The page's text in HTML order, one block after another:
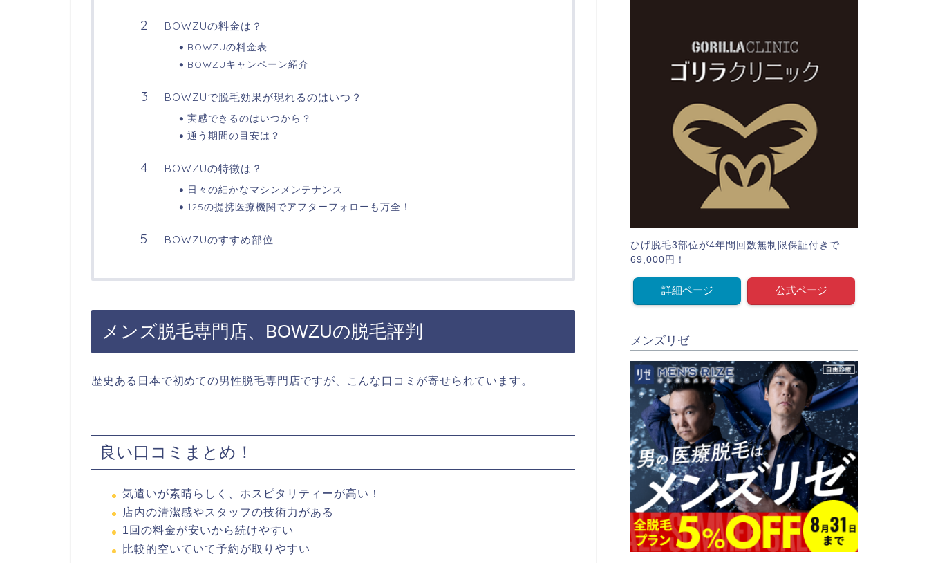
BOWZUの料金は？
BOWZUの料金表
BOWZUキャンペーン紹介
BOWZUで脱毛効果が現れるのはいつ？
実感できるのはいつから？
通う期間の目安は？
BOWZUの特徴は？
日々の細かなマシンメンテナンス
125の提携医療機関でアフターフォローも万全！
BOWZUのすすめ部位
メンズ脱毛専門店、BOWZUの脱毛評判
歴史ある日本で初めての男性脱毛専門店ですが、こんな口コミが寄せられています。
良い口コミまとめ！
気遣いが素晴らしく、ホスピタリティーが高い！
店内の清潔感やスタッフの技術力がある
1回の料金が安いから続けやすい
比較的空いていて予約が取りやすい
ひげ脱毛3部位が4年間回数無制限保証付きで
69,000円！
詳細ページ 公式ページ
メンズリゼ